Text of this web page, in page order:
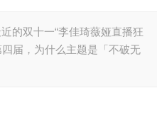
的双十一“李佳琦薇娅直播狂
届，为什么主题是「不破无